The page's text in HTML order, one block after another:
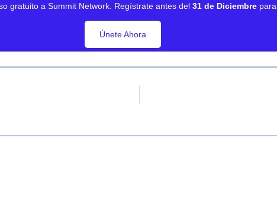
gratuito a Summit Network. Regístrate antes del 31 de Diciembrepara
Únete Ahora
Únete Ahora